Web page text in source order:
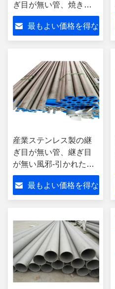
ぎ目が無い管、焼きな
ましの304ステンレス製
の管最もよい価格を得な
産業ステンレス製の継
ぎ目が無い管、継ぎ目
が無い風邪-引かれた鋼
鉄管の長い生命
最もよい価格を得な